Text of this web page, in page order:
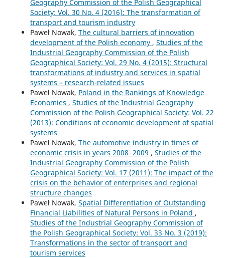
Geography Commission of the Polish Geographical
Society: Vol. 30 No. 4 (2016): The transformation of
transport and tourism industry
Paweł Nowak, The cultural barriers of innovation
development of the Polish economy , Studies of the
Industrial Geography Commission of the Polish
Geographical Society: Vol. 29 No. 4 (2015): Structural
transformations of industry and services in spatial
systems – research-related issues
Paweł Nowak, Poland in the Rankings of Knowledge
Economies , Studies of the Industrial Geography
Commission of the Polish Geographical Society: Vol. 22
(2013): Conditions of economic development of spatial
systems
Paweł Nowak, The automotive industry in times of
economic crisis in years 2008−2009 , Studies of the
Industrial Geography Commission of the Polish
Geographical Society: Vol. 17 (2011): The impact of the
crisis on the behavior of enterprises and regional
structure changes
Paweł Nowak, Spatial Differentiation of Outstanding
Financial Liabilities of Natural Persons in Poland ,
Studies of the Industrial Geography Commission of
the Polish Geographical Society: Vol. 33 No. 3 (2019):
Transformations in the sector of transport and
tourism services